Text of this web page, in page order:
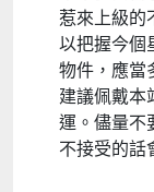
惹來上級的
以把握今個
物件，應當
建議佩戴本
運。儘量不
不接受的話